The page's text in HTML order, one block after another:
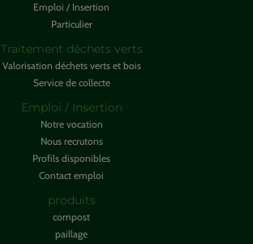
Emploi / Insertion
Particulier
Traitement déchets verts
Valorisation déchets verts et bois
Service de collecte
Emploi / Insertion
Notre vocation
Nous recrutons
Profils disponibles
Contact emploi
produits
compost
paillage